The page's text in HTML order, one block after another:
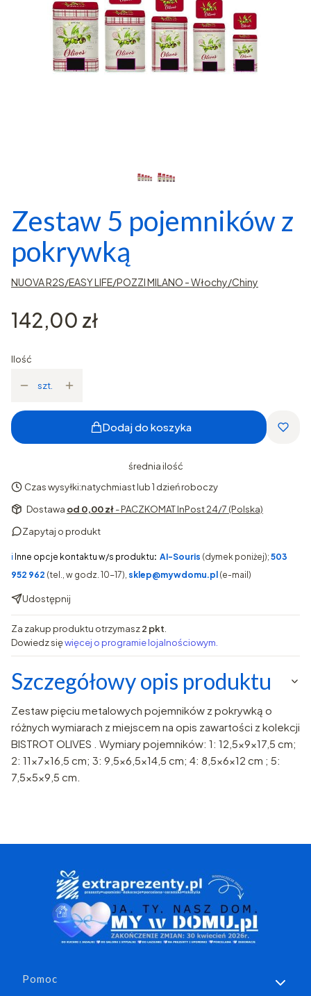
Zestaw 5 pojemników z
pokrywką
NUOVA R2S/EASY LIFE/POZZI MILANO - Włochy/Chiny
Cena
142,00 zł
Ilość
szt.
Dodaj do koszyka
średnia ilość
Czas wysyłki:natychmiast lub 1 dzień roboczy
Dostawa od 0,00 zł- PACZKOMAT InPost 24/7 (Polska)
Zapytaj o produkt
ℹ️ Inne opcje kontaktu w/s produktu: AI-Souris (dymek poniżej); 503
952 962 (tel., w godz. 10-17), sklep@mywdomu.pl (e-mail)
Udostępnij
Za zakup produktu otrzymasz2 pkt
Dowiedz sięwięcej o programie lojalnościowym.
Szczegółowy opis produktu
Zestaw pięciu metalowych pojemników z pokrywką o
różnych wymiarach z miejscem na opis zawartości z kolekcji
BISTROT OLIVES . Wymiary pojemników: 1: 12,5x9x17,5 cm;
2: 11x7x16,5 cm; 3: 9,5x6,5x14,5 cm; 4: 8,5x6x12 cm ; 5:
7,5x5x9,5 cm.
Linki w stopce
Pomoc